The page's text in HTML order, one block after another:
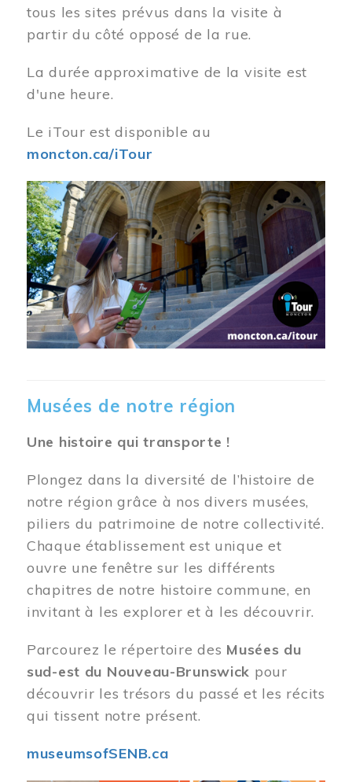
tous les sites prévus dans la visite à
partir du côté opposé de la rue.
La durée approximative de la visite est
d'une heure.
Le iTour est disponible au
moncton.ca/iTour
Musées de notre région
Une histoire qui transporte !
Plongez dans la diversité de l’histoire de
notre région grâce à nos divers musées,
piliers du patrimoine de notre collectivité.
Chaque établissement est unique et
ouvre une fenêtre sur les différents
chapitres de notre histoire commune, en
invitant à les explorer et à les découvrir.
Parcourez le répertoire des Musées du
sud-est du Nouveau-Brunswick pour
découvrir les trésors du passé et les récits
qui tissent notre présent.
museumsofSENB.ca